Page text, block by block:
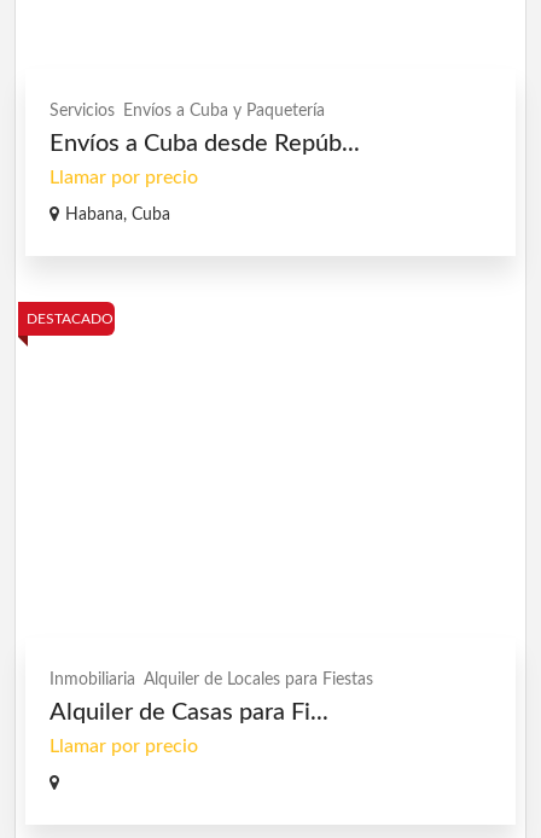
Servicios Envíos a Cuba y Paquetería
Envíos a Cuba desde Repúb...
Llamar por precio
Habana, Cuba
DESTACADO
Inmobiliaria Alquiler de Locales para Fiestas
Alquiler de Casas para Fi...
Llamar por precio